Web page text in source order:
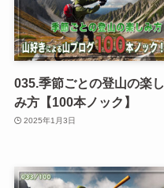
035.季節ごとの登山の楽し
み方【100本ノック】
2025年1月3日